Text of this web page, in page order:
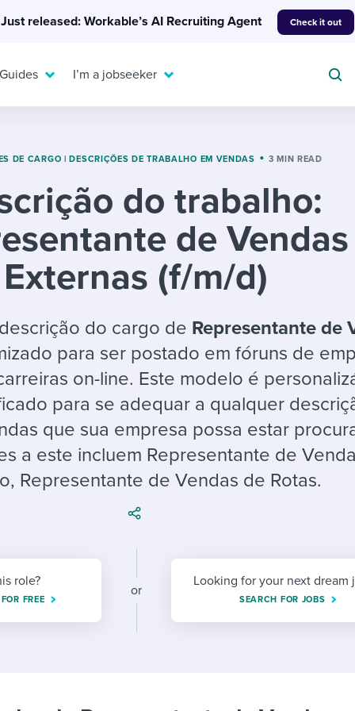
Just released: Workable’s AI Recruiting Agent Check it out
candidates
hiring pipelines
an employer brand
Or browse by
FLEX WORK
A flexible workplace
means new ways of
working. Pick up tips
and tricks for success.
Workable customer stories
templates
checklists
& reports
Get insights, guidance,
the know.
Workable customer stories
I’m a jobseeker
resources
For your job search:
INTERVIEWS & ANSWERS
Typical interview
questions and potential
answers for each.
Workable customer stories
DE CARGO | DESCRIÇÕES DE TRABALHO EM VENDAS 3 MIN READ
do trabalho:
de Vendas
Externas (f/m/d)
do cargo de Representante de
para ser postado em fóruns de
on-line. Este modelo é
para se adequar a qualquer
que sua empresa possa estar
a este incluem Representante de
Representante de Vendas de Rotas.
role?
FREE
or
Looking for your next dream
SEARCH FOR JOBS